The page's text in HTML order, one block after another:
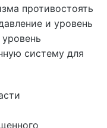
противостоять
и уровень
систему для